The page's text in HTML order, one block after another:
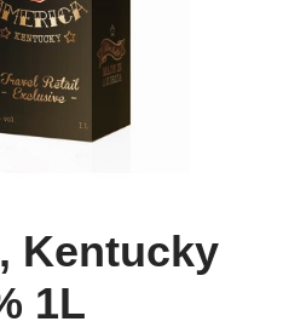
Kentucky
1L